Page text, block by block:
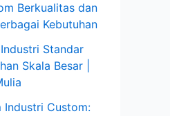
Berkualitas dan
Kebutuhan
Standar
Skala Besar |
Industri Custom: